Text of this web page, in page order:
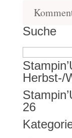
Suche
Suchen
nach:
Herbst-/
26